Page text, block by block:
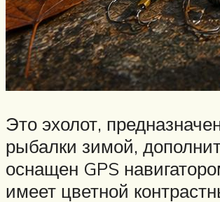
Это эхолот,
рыбалки зимой,
оснащен GPS
имеет цветной